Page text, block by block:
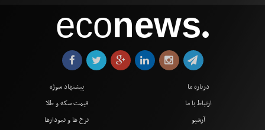
econews●
درباره ما
ارتباط با ما
آرشیو
پیشنهاد سوژه
قیمت سکه و طلا
نرخ ها و نمودارها